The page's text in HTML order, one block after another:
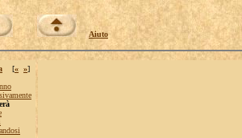
Aiuto
[« »]